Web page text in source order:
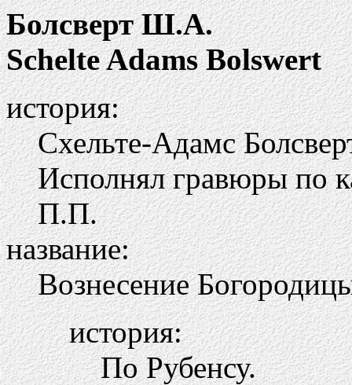
Болсверт Ш.А.
Schelte Adams Bolswert
история:
Схельте-Адамс
Исполнял гравюры по
П.П.
название:
Вознесение
история:
По Рубенсу.